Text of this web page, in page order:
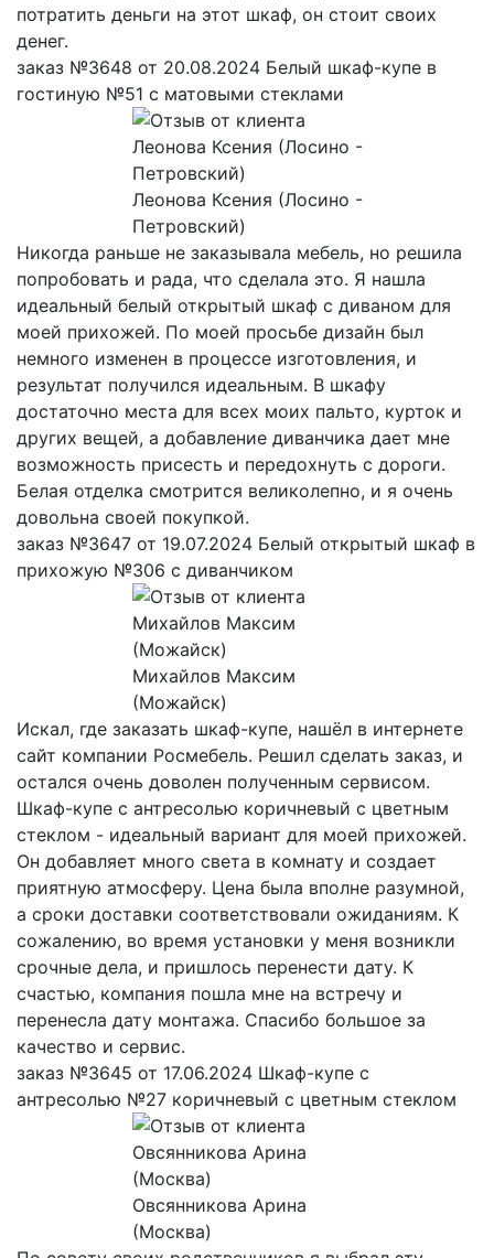
потратить деньги на этот шкаф, он стоит своих
денег.
заказ №3648 от 20.08.2024 Белый шкаф-купе в
гостиную №51 с матовыми стеклами
Леонова Ксения (Лосино -
Петровский)
Никогда раньше не заказывала мебель, но решила
попробовать и рада, что сделала это. Я нашла
идеальный белый открытый шкаф с диваном для
моей прихожей. По моей просьбе дизайн был
немного изменен в процессе изготовления, и
результат получился идеальным. В шкафу
достаточно места для всех моих пальто, курток и
других вещей, а добавление диванчика дает мне
возможность присесть и передохнуть с дороги.
Белая отделка смотрится великолепно, и я очень
довольна своей покупкой.
заказ №3647 от 19.07.2024 Белый открытый шкаф в
прихожую №306 с диванчиком
Михайлов Максим
(Можайск)
Искал, где заказать шкаф-купе, нашёл в интернете
сайт компании Росмебель. Решил сделать заказ, и
остался очень доволен полученным сервисом.
Шкаф-купе с антресолью коричневый с цветным
стеклом - идеальный вариант для моей прихожей.
Он добавляет много света в комнату и создает
приятную атмосферу. Цена была вполне разумной,
а сроки доставки соответствовали ожиданиям. К
сожалению, во время установки у меня возникли
срочные дела, и пришлось перенести дату. К
счастью, компания пошла мне на встречу и
перенесла дату монтажа. Спасибо большое за
качество и сервис.
заказ №3645 от 17.06.2024 Шкаф-купе с
антресолью №27 коричневый с цветным стеклом
Овсянникова Арина
(Москва)